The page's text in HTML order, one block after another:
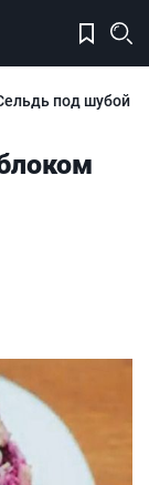
под шубой